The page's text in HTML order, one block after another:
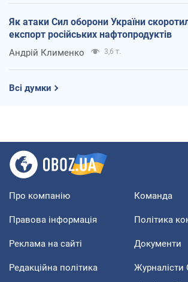
Як атаки Сил оборони України
експорт російських нафтопродуктів
Андрій Клименко 3,6 т.
Всі думки
Про компанію Команда
Правова інформація Політика
Реклама на сайті Документи
Редакційна політика
Журналісти